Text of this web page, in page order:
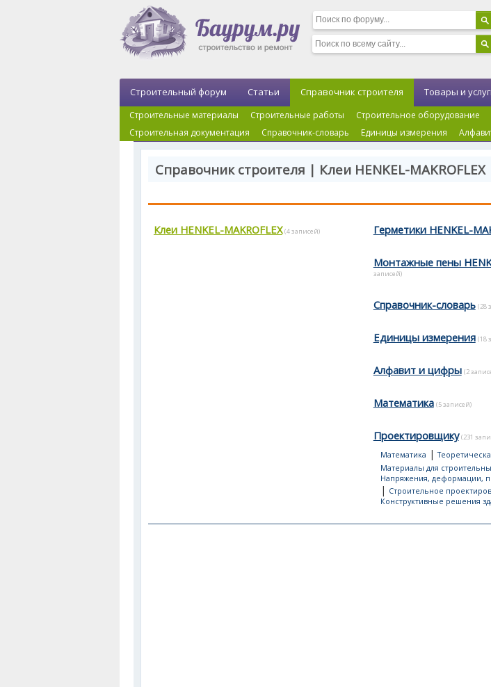
Строительный форум Статьи Справочник строителя
Строительные материалы Строительные работы Строительное оборудование
Строительная документация
Справочник-словарь Единицы измерения
Товары и
Справочник строителя | Клеи HENKEL-MAKROFLEX
Клеи HENKEL-MAKROFLEX (4 записей) Герметики HENKEL-
Монтажные пены
записей)
Справочник-словарь (28
Единицы измерения (18
Алфавит и цифры (2
Математика (5 записей)
Проектировщику (231
Математика |
Материалы для
Напряжения, деформации,
| Строительное
Конструктивные решения